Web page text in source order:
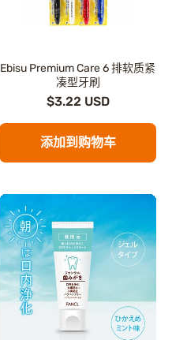
Ebisu Premium Care 6 排软质紧
凑型牙刷
$3.22 USD
添加到购物车